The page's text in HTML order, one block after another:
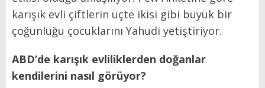
karışık evli çiftlerin üçte ikisi gibi büyük bir
çoğunluğu çocuklarını Yahudi yetiştiriyor.
ABD’de karışık evliliklerden doğanlar
kendilerini nasıl görüyor?